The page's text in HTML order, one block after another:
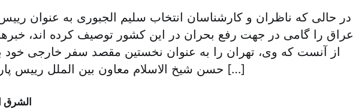
در حالی که ناظران و کارشناسان انتخاب سلیم الجبوری به عنوان
عراق را گامی در جهت رفع بحران در این کشور توصیف کرده اند،
از آنست که وی، تهران را به عنوان نخستین مقصد سفر خارجی خود
حسن شیخ الاسلام معاون بین الملل رییس پارلمان ایران در […]
الشرق